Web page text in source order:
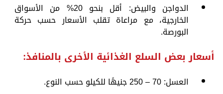
الدواجن والبيض: أقل بنحو 20% من الأسواق
الخارجية، مع مراعاة تقلب الأسعار حسب حركة
البورصة.
أسعار بعض السلع الغذائية الأخرى بالمنافذ:
العسل: 70 – 250 جنيهًا للكيلو حسب النوع.